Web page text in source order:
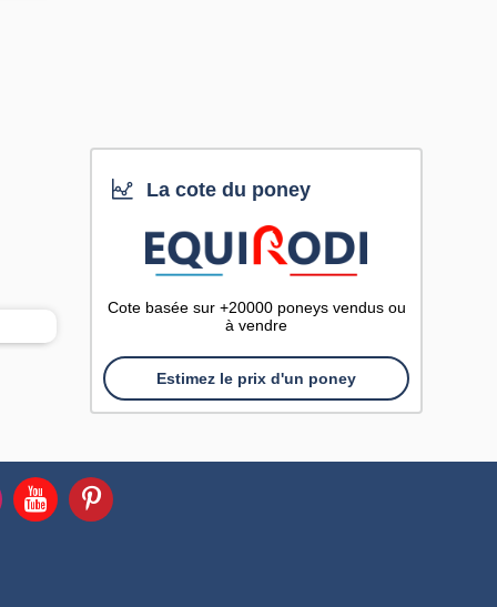
La cote du poney
Cote basée sur +20000 poneys vendus ou
à vendre
Estimez le prix d'un poney